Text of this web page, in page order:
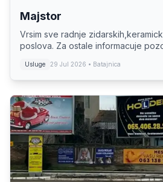
Majstor
Vrsim sve radnje
poslova. Za ostale informacuje pozovite na Br
Usluge 29 Jul 2026 • Batajnica